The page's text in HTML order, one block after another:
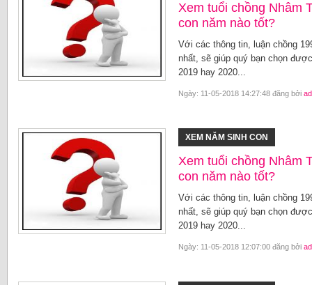
Xem tuổi chồng Nhâm
con năm nào tốt?
Với các thông tin, luận chồng
nhất, sẽ giúp quý bạn chọn
2019 hay 2020...
Ngày: 11-05-2018 14:27:48 đăng bởi
XEM NĂM SINH CON
Xem tuổi chồng Nhâm
con năm nào tốt?
Với các thông tin, luận chồng
nhất, sẽ giúp quý bạn chọn
2019 hay 2020...
Ngày: 11-05-2018 12:07:00 đăng bởi